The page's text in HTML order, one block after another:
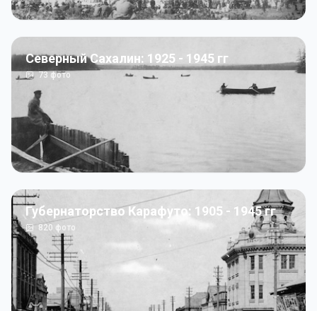
Северный Сахалин: 1925 - 1945 гг
73фото
Губернаторство Карафуто: 1905 - 1945 гг
820 фото